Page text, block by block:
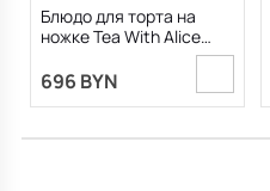
Блюдо для торта на
ножке Tea With Alice
696 BYN